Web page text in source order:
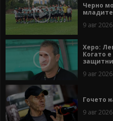
Черно
9 авг
Херо:
Когато
9 авг
Гочето
9 авг